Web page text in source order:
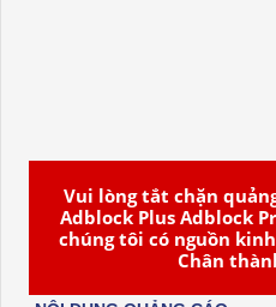
Vui lòng tắt chặn
Adblock Plus Adblock
chúng tôi có nguồn
Chân